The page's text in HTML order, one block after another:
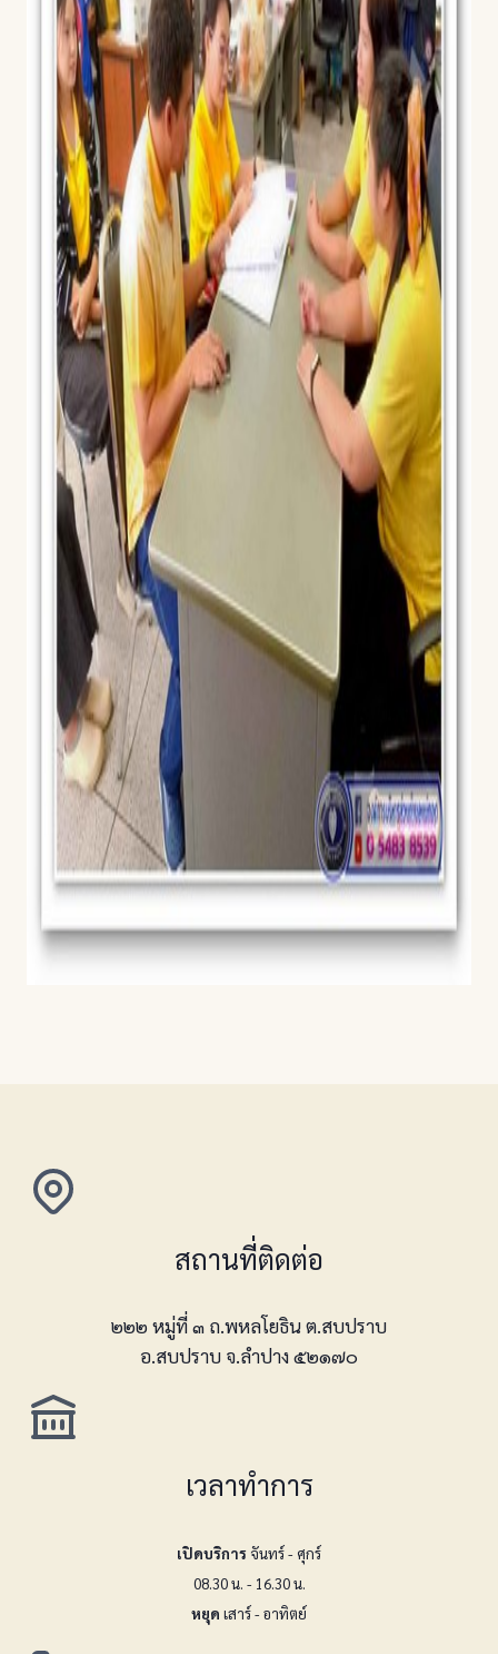
สถานที่ติดต่อ
๒๒๒ หมู่ที่ ๓ ถ.พหลโยธิน ต.สบปราบ
อ.สบปราบ จ.ลำปาง ๕๒๑๗๐
เวลาทำการ
เปิดบริการ จันทร์ - ศุกร์
08.30 น. - 16.30 น.
หยุด เสาร์ - อาทิตย์